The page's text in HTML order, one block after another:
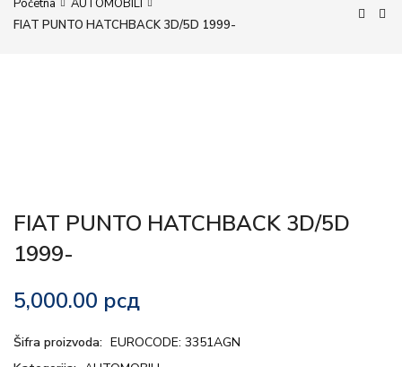
Početna
AUTOMOBILI
FIAT PUNTO HATCHBACK 3D/5D 1999-
FIAT PUNTO HATCHBACK 3D/5D
1999-
5,000.00 рсд
Šifra proizvoda: EUROCODE: 3351AGN